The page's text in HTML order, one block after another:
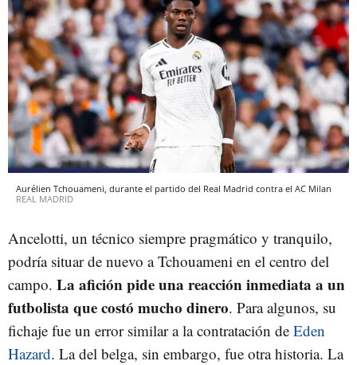
Aurélien Tchouameni, durante el partido del Real Madrid contra el AC Milan
REAL MADRID
Ancelotti, un técnico siempre pragmático y tranquilo,
podría situar de nuevo a Tchouameni en el centro del
campo. La afición pide una reacción inmediata a un
futbolista que costó mucho dinero. Para algunos, su
fichaje fue un error similar a la contratación de Eden
Hazard. La del belga, sin embargo, fue otra historia. La